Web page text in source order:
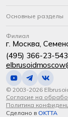
Основные разделы
Филиал
г. Москва,
(495) 366-23-54
© 2003-2026
Согласие на
Политика
Сделано в OKTTA